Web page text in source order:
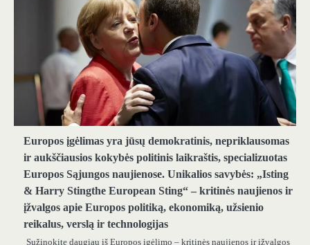
Europos įgėlimas yra jūsų demokratinis, nepriklausomas
ir aukščiausios kokybės politinis laikraštis, specializuotas
Europos Sąjungos naujienose. Unikalios savybės: „Isting
& Harry Stingthe European Sting“ – kritinės naujienos ir
įžvalgos apie Europos politiką, ekonomiką, užsienio
reikalus, verslą ir technologijas
Sužinokite daugiau iš Europos įgėlimo – kritinės naujienos ir įžvalgos